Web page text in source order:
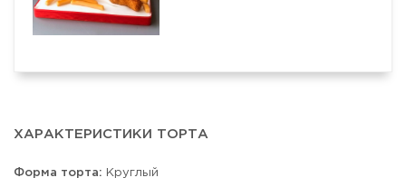
ХАРАКТЕРИСТИКИ ТОРТА
Форма торта: Круглый